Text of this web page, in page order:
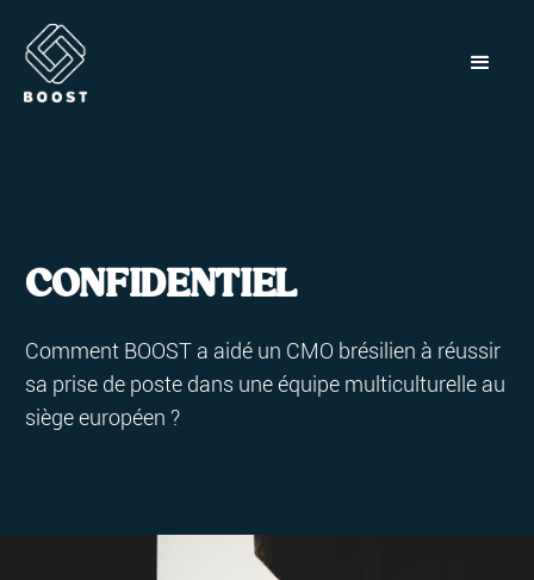
CONFIDENTIEL
Comment BOOST a aidé un CMO brésilien à réussir
sa prise de poste dans une équipe multiculturelle au
siège européen ?